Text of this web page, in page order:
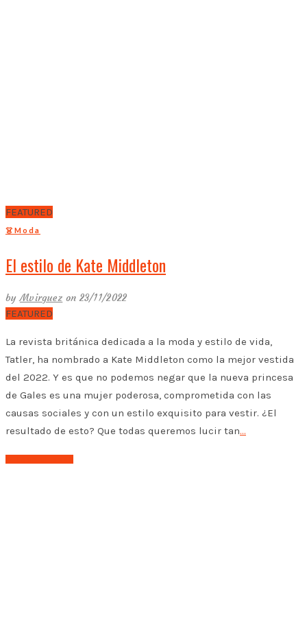
FEATURED
👗Moda
El estilo de Kate Middleton
byMvirguez on 23/11/2022
FEATURED
La revista británica dedicada a la moda y estilo de vida,
Tatler, ha nombrado a Kate Middleton como la mejor vestida
del 2022. Y es que no podemos negar que la nueva princesa
de Gales es una mujer poderosa, comprometida con las
causas sociales y con un estilo exquisito para vestir. ¿El
resultado de esto? Que todas queremos lucir tan…